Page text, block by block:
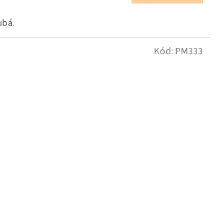
Kód: PM333